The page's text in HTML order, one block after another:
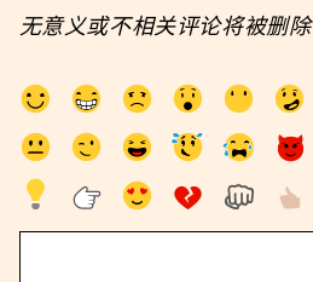
无意义或不相关评论将被删除